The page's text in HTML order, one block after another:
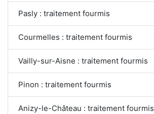
Pasly : traitement fourmis
Courmelles : traitement fourmis
Vailly-sur-Aisne : traitement fourmis
Pinon : traitement fourmis
Anizy-le-Château : traitement fourmis